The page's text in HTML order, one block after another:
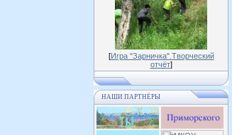
[Игра "Зарничка".Творческий
отчёт]
НАШИ ПАРТНЁРЫ